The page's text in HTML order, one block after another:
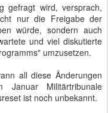
gefragt wird, versprach,
nur die Freigabe der
würde, sondern auch
und viel diskutierte
umzusetzen.
all diese Änderungen
Militärtribunale
ist noch unbekannt.